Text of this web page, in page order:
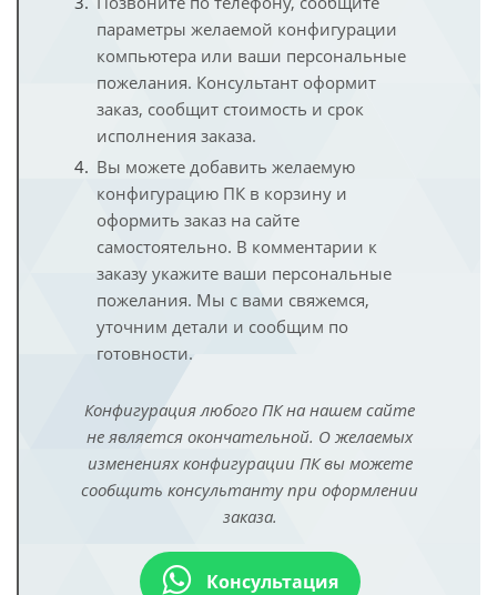
параметры желаемой конфигурации
компьютера или ваши персональные
пожелания. Консультант оформит
заказ, сообщит стоимость и срок
исполнения заказа.
Вы можете добавить желаемую
конфигурацию ПК в корзину и
оформить заказ на сайте
самостоятельно. В комментарии к
заказу укажите ваши персональные
пожелания. Мы с вами свяжемся,
уточним детали и сообщим по
готовности.
Конфигурация любого ПК на нашем сайте
не является окончательной. О желаемых
изменениях конфигурации ПК вы можете
сообщить консультанту при оформлении
заказа.
Консультация